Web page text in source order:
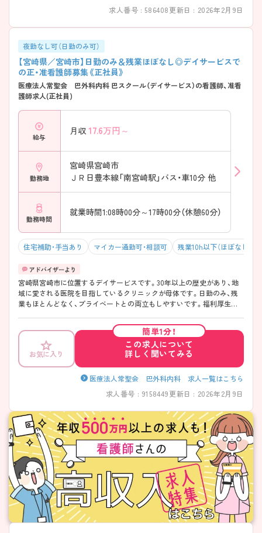
求人番号 : 586408更新日 : 2026年2月9日
夜勤なし可（日勤のみ可）
【宮崎県／宮崎市】日勤のみ＆残業ほぼなし◎デイサービスで
の正・准看護師募集《正社員》
医療法人常聖会 巴外科内科 巴スクール（デイサービス）の看護師、准看
護師求人(正社員)
給与
月収 17.6万円～
勤務地
宮崎県宮崎市
ＪＲ日豊本線「南宮崎駅」バス・車10分 他
勤務時間
就業時間1:08時00分～17時00分（休憩60分）
住宅補助・手当あり マイカー通勤可・相談可 残業10h以下（ほぼなし）
宮崎県宮崎市に位置するデイサービスです。30年以上の歴史があり、地
域に愛される医院を目指しているクリニックが母体です。日勤のみ、残
業もほとんどなく、プライベートとの両立もしやすいです。福利厚生も
対策ポイントなど、さらに詳細をお話しいたしますのでお気軽にご相談
ください！
お気に入り
簡単1分！
この求人について
詳しく聞いてみる
医療法人常聖会 巴外科内科 求人一覧はこちら
求人番号 : 9158449更新日 : 2026年2月9日